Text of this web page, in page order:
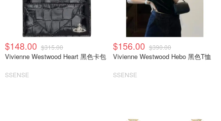
$148.00 $315.00
Vivienne Westwood Heart 黑色卡包
SSENSE
$156.00 $390.00
Vivienne Westwood Hebo 黑色T恤
SSENSE